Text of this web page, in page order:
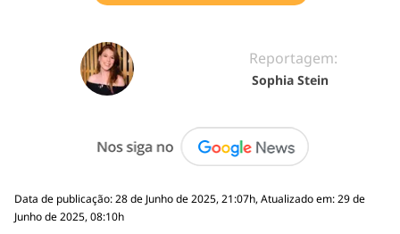
Reportagem:
Sophia Stein
Data de publicação: 28 de Junho de 2025, 21:07h, Atualizado em: 29 de
Junho de 2025, 08:10h